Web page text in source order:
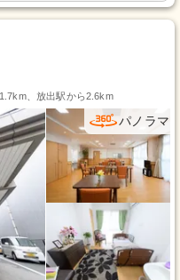
、放出駅から2.6km
パノラマ